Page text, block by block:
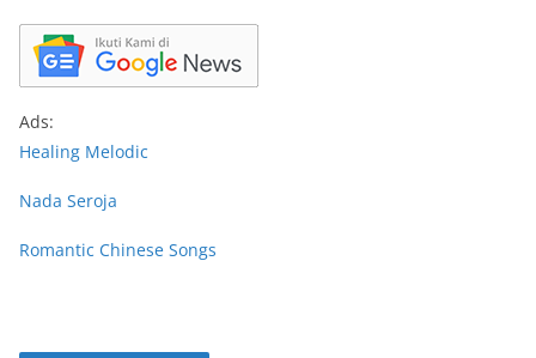
Ads:
Healing Melodic
Nada Seroja
Romantic Chinese Songs